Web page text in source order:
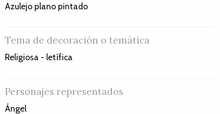
Azulejo plano pintado
Tema de decoración o temática
Religiosa - letífica
Personajes representados
Ángel